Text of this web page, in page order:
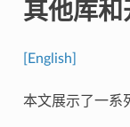
其他库
[English]
本文展示了一系